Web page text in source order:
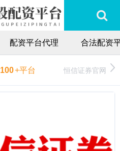
配资平台代理 合法配资
100+平台 恒信证券官网